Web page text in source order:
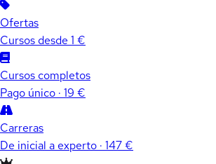
Ofertas
Cursos desde 1 €
Cursos completos
Pago único · 19 €
Carreras
De inicial a experto · 147 €